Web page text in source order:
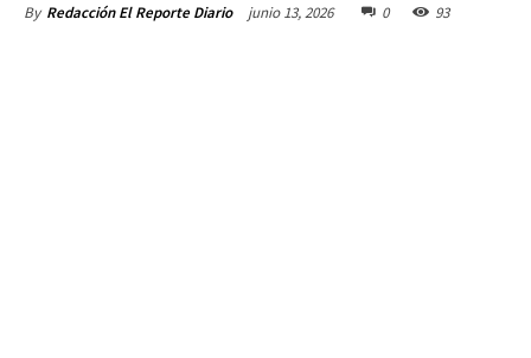
By Redacción El Reporte Diario junio 13, 2026 0 93